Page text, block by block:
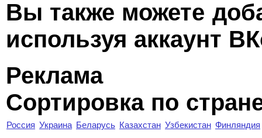
Вы также можете
используя аккаунт
Реклама
Сортировка по
Россия Украина Беларусь Казахстан Узбекистан Финляндия